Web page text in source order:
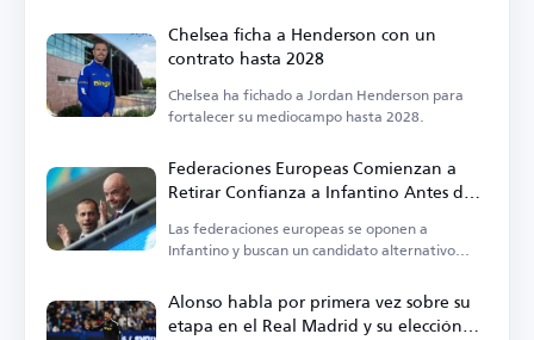
Chelsea ficha a Henderson con un
contrato hasta 2028
Chelsea ha fichado a Jordan Henderson para
fortalecer su mediocampo hasta 2028.
Federaciones Europeas Comienzan a
Retirar Confianza a Infantino Antes de
las Elecciones de la FIFA
Las federaciones europeas se oponen a
Infantino y buscan un candidato alternativo
Alonso habla por primera vez sobre su
etapa en el Real Madrid y su elección